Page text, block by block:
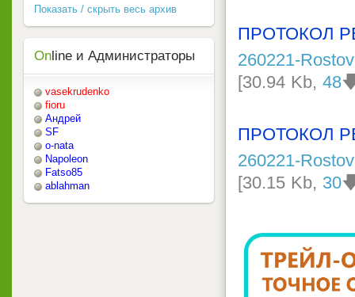
ПРОТОКОЛ
260221-
[30.94 Kb,48
ПРОТОКОЛ
260221-
[30.15 Kb, 30
Показать / скрыть весь архив
On line и Администраторы
vasekrudenko
fioru
Андрей
SF
o-nata
Napoleon
Fatso85
ablahman